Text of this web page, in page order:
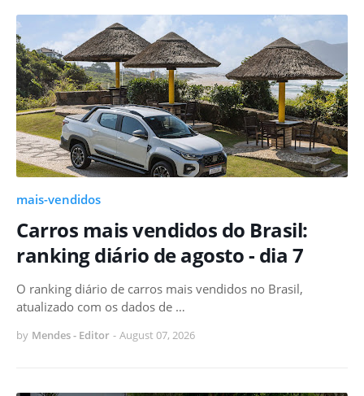
mais-vendidos
Carros mais vendidos do Brasil:
ranking diário de agosto - dia 7
O ranking diário de carros mais vendidos no Brasil,
atualizado com os dados de …
by Mendes - Editor - August 07, 2026